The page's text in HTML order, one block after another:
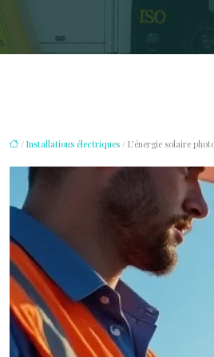
/ Installations électriques / L’énergie solaire